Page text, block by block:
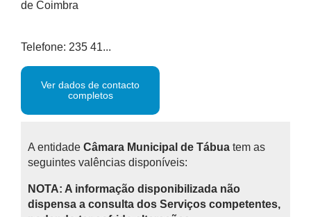
de Coimbra
Telefone: 235 41...
Ver dados de contacto
completos
A entidade Câmara Municipal de Tábua tem as
seguintes valências disponíveis:
NOTA: A informação disponibilizada não
dispensa a consulta dos Serviços competentes,